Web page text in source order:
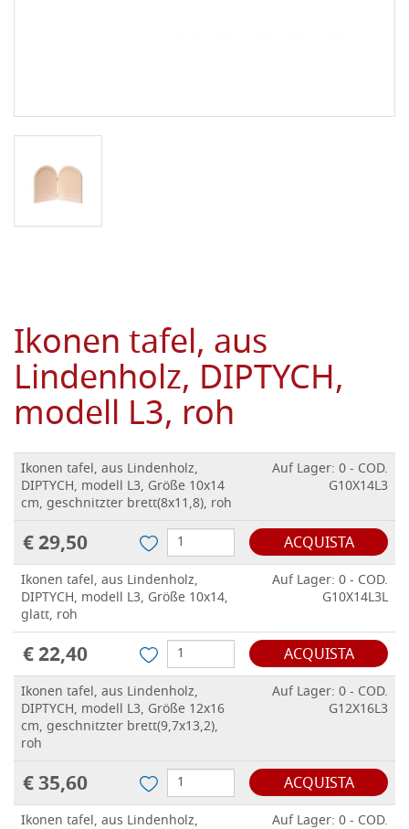
Ikonen tafel, aus
Lindenholz, DIPTYCH,
modell L3, roh
Ikonen tafel, aus Lindenholz,
DIPTYCH, modell L3, Größe 10x14
cm, geschnitzter brett(8x11,8), roh
Auf Lager: 0 - COD.
G10X14L3
€ 29,50 ACQUISTA
Ikonen tafel, aus Lindenholz,
DIPTYCH, modell L3, Größe 10x14,
glatt, roh
Auf Lager: 0 - COD.
G10X14L3L
€ 22,40 ACQUISTA
Ikonen tafel, aus Lindenholz,
DIPTYCH, modell L3, Größe 12x16
cm, geschnitzter brett(9,7x13,2),
roh
Auf Lager: 0 - COD.
G12X16L3
€ 35,60 ACQUISTA
Ikonen tafel, aus Lindenholz,
Auf Lager: 0 - COD.